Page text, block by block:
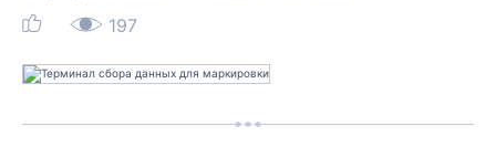
197